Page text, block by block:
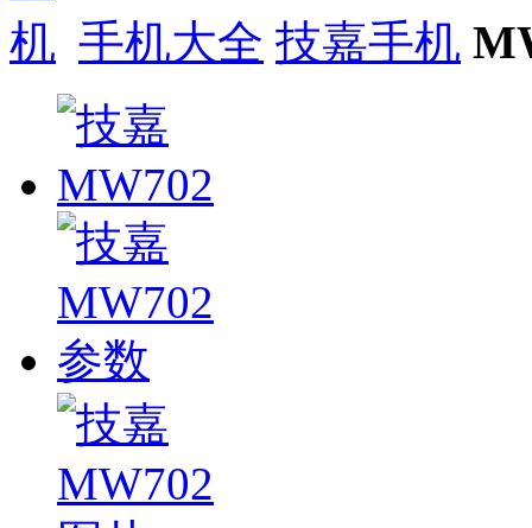
手机大全 技嘉手机